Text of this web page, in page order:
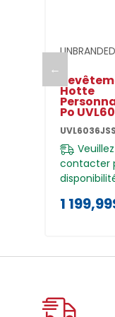
←
UNBRANDED
Hotte
Po
UVL6036JSS
contacter
1